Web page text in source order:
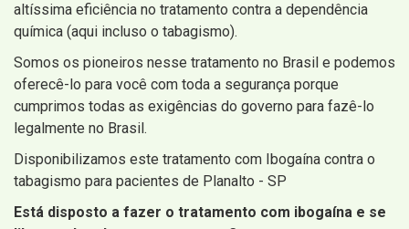
altíssima eficiência no tratamento contra a dependência
química (aqui incluso o tabagismo).
Somos os pioneiros nesse tratamento no Brasil e podemos
oferecê-lo para você com toda a segurança porque
cumprimos todas as exigências do governo para fazê-lo
legalmente no Brasil.
Disponibilizamos este tratamento com Ibogaína contra o
tabagismo para pacientes de Planalto - SP
Está disposto a fazer o tratamento com ibogaína e se